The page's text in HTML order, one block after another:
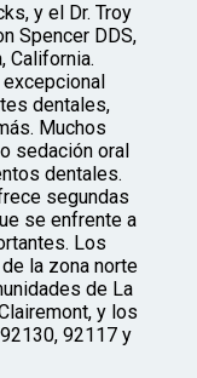
y el Dr. Troy
Spencer DDS,
California.
dentales,
Muchos
sedación oral
dentales.
segundas
se enfrente a
Los
la zona norte
de La
y los
92117 y